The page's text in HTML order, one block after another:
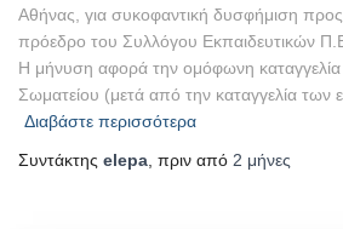
Αθήνας, για συκοφαντική δυσφήμιση
πρόεδρο του Συλλόγου Εκπαιδευτικών
Η μήνυση αφορά την ομόφωνη
Σωματείου (μετά από την καταγγελία των
Διαβάστε περισσότερα
Συντάκτης elepa, πριν από 2 μήνες